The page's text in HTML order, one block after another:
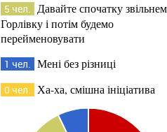
5 чел. Давайте спочатку
Горлівку і потім будемо
перейменовувати
1 чел. Мені без різниці
0 чел. Ха-ха, смішна ініціатива